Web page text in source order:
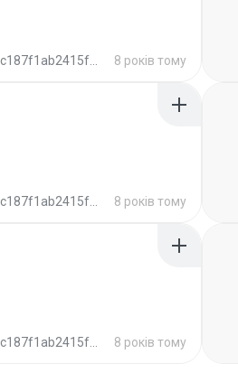
c187f1ab2415f6106ee7b6dafa5f6c2cb 8 років тому
c187f1ab2415f6106ee7b6dafa5f6c2cb 8 років тому
c187f1ab2415f6106ee7b6dafa5f6c2cb 8 років тому